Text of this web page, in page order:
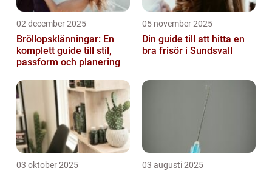
02 december 2025
Bröllopsklänningar: En
komplett guide till stil,
passform och planering
05 november 2025
Din guide till att hitta en
bra frisör i Sundsvall
03 oktober 2025 03 augusti 2025